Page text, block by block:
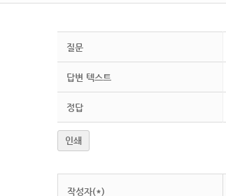
질문
답변 텍스트
정답
인쇄
작성자(*)